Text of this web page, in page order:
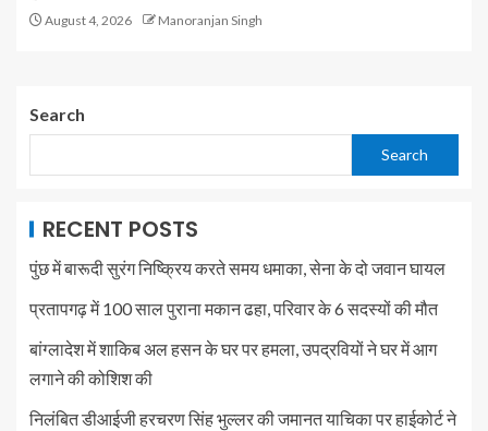
August 4, 2026 Manoranjan Singh
Search
Search
RECENT POSTS
पुंछ में बारूदी सुरंग निष्क्रिय करते समय धमाका, सेना के दो जवान घायल
प्रतापगढ़ में 100 साल पुराना मकान ढहा, परिवार के 6 सदस्यों की मौत
बांग्लादेश में शाकिब अल हसन के घर पर हमला, उपद्रवियों ने घर में आग
लगाने की कोशिश की
निलंबित डीआईजी हरचरण सिंह भुल्लर की जमानत याचिका पर हाईकोर्ट ने